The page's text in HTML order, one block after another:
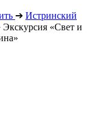
➔ Истринский
Экскурсия «Свет и